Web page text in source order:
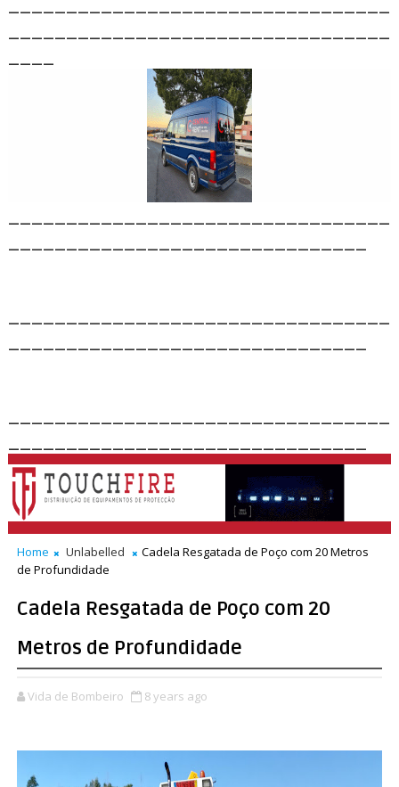
Home Unlabelled
Cadela Resgatada de Poço com 20 Metros
de Profundidade
Cadela Resgatada de Poço com 20
Metros de Profundidade
Vida de Bombeiro 8 years ago